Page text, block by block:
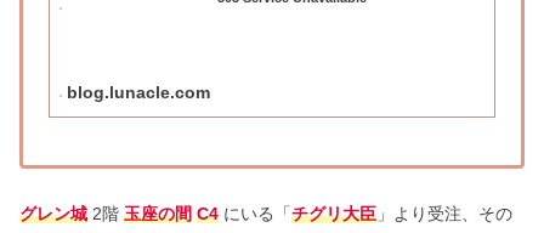
blog.lunacle.com
グレン城 2階 玉座の間 C4 にいる「チグリ大臣 」より受注、その